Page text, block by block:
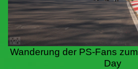
Wanderung der PS-Fans
Day